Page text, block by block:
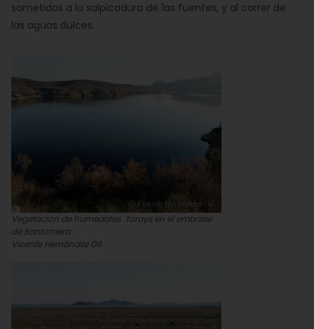
sometidos a la salpicadura de las fuentes, y al correr de
las aguas dulces.
Vegetación de humedales. Tarays en el embalse
de Santomera
Vicente Hernández Gil